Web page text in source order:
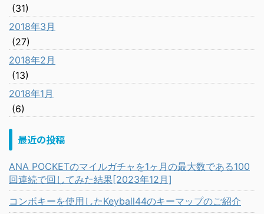
(31)
2018年3月
(27)
2018年2月
(13)
2018年1月
(6)
最近の投稿
ANA POCKETのマイルガチャを1ヶ月の最大数である100
回連続で回してみた結果[2023年12月]
コンボキーを使用したKeyball44のキーマップのご紹介